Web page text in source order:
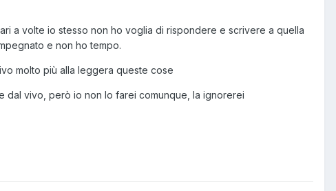
a volte io stesso non ho voglia di rispondere e scrivere a quella
e non ho tempo.
molto più alla leggera queste cose
dal vivo, però io non lo farei comunque, la ignorerei